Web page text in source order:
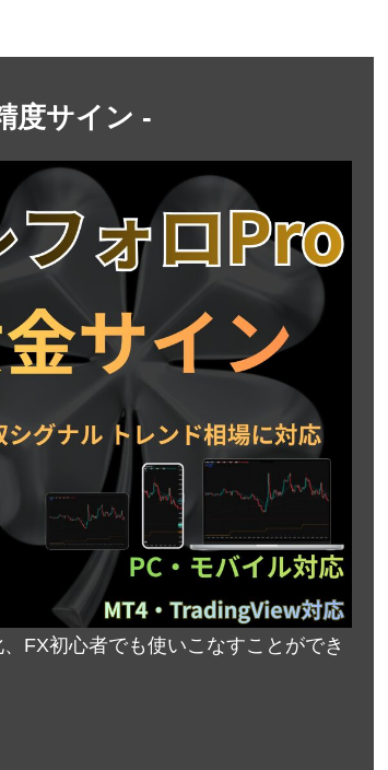
度サイン -
FX初心者でも使いこなすことができ